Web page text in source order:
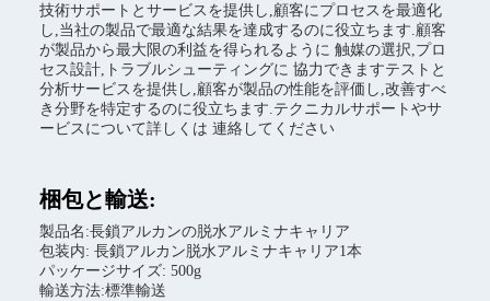
技術サポートとサービスを提供し,顧客にプロセスを最適化
し,当社の製品で最適な結果を達成するのに役立ちます.顧客
が製品から最大限の利益を得られるように 触媒の選択,プロ
セス設計,トラブルシューティングに 協力できますテストと
分析サービスを提供し,顧客が製品の性能を評価し,改善すべ
き分野を特定するのに役立ちます.テクニカルサポートやサ
ービスについて詳しくは 連絡してください
梱包と輸送:
製品名:長鎖アルカンの脱水アルミナキャリア
包装内: 長鎖アルカン脱水アルミナキャリア1本
パッケージサイズ: 500g
輸送方法:標準輸送